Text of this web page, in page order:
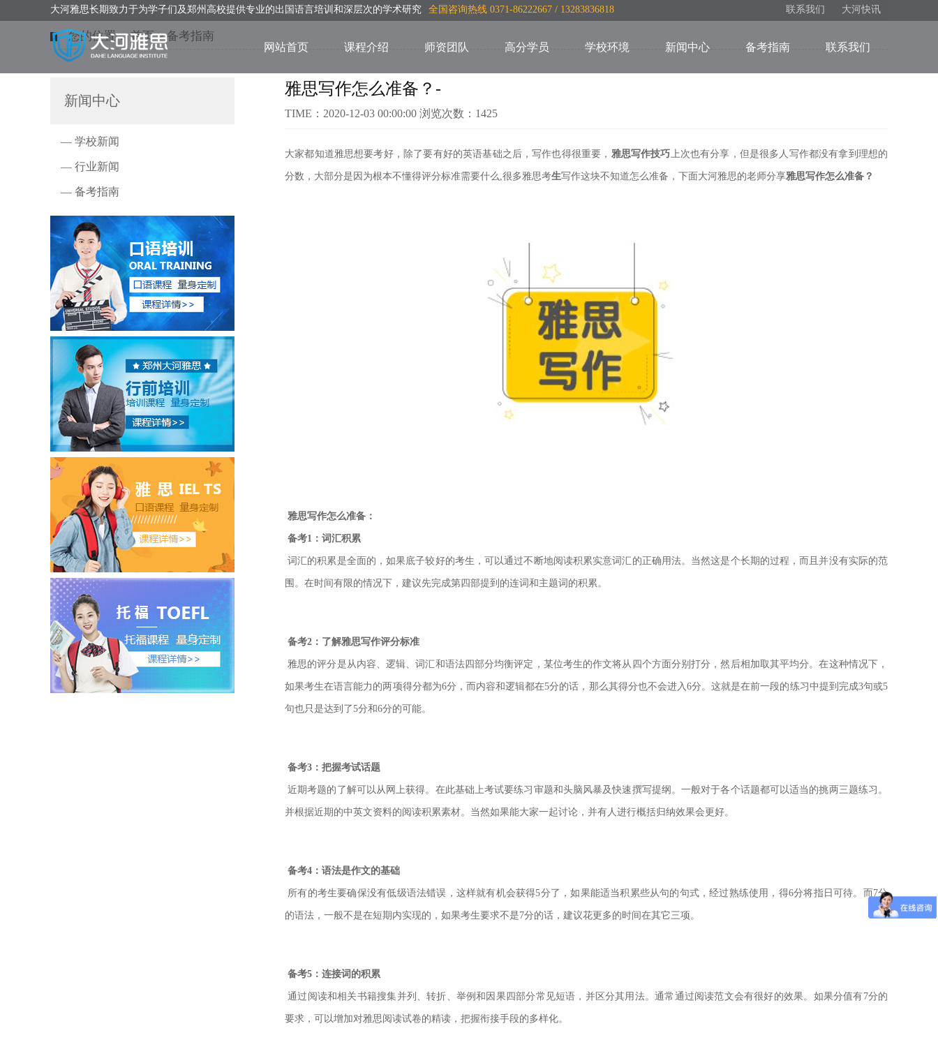
大河雅思长期致力于为学子们及郑州高校提供专业的出国语言培训和深层次的学术研究 全国咨询热线 0371-86222667 / 13283836818 联系我们 大河快讯
网站首页 课程介绍 师资团队 高分学员 学校环境 新闻中心 备考指南 联系我们
您的位置：首页>备考指南
新闻中心
— 学校新闻
— 行业新闻
— 备考指南
雅思写作怎么准备？-
TIME：2020-12-03 00:00:00 浏览次数：1425
大家都知道雅思想要考好，除了要有好的英语基础之后，写作也得很重要， 雅思写作技巧上次也有分享，但是很多人写作都没有拿到理想的
分数，大部分是因为根本不懂得评分标准需要什么,很多雅思考生写作这块不知道怎么准备，下面大河雅思的老师分享雅思写作怎么准备？
雅思写作怎么准备：
备考1：词汇积累
词汇的积累是全面的，如果底子较好的考生，可以通过不断地阅读积累实意词汇的正确用法。当然这是个长期的过程，而且并没有实际的范
围。在时间有限的情况下，建议先完成第四部提到的连词和主题词的积累。
备考2：了解雅思写作评分标准
雅思的评分是从内容、逻辑、词汇和语法四部分均衡评定，某位考生的作文将从四个方面分别打分，然后相加取其平均分。在这种情况下，
如果考生在语言能力的两项得分都为6分，而内容和逻辑都在5分的话，那么其得分也不会进入6分。这就是在前一段的练习中提到完成3句或5
句也只是达到了5分和6分的可能。
备考3：把握考试话题
近期考题的了解可以从网上获得。在此基础上考试要练习审题和头脑风暴及快速撰写提纲。一般对于各个话题都可以适当的挑两三题练习。
并根据近期的中英文资料的阅读积累素材。当然如果能大家一起讨论，并有人进行概括归纳效果会更好。
备考4：语法是作文的基础
所有的考生要确保没有低级语法错误，这样就有机会获得5分了，如果能适当积累些从句的句式，经过熟练使用，得6分将指日可待。而7分
的语法，一般不是在短期内实现的，如果考生要求不是7分的话， 建议花更多的时间在其它三项。
备考5：连接词的积累
通过阅读和相关书籍搜集并列、转折、举例和因果四部分常见短语，并区分其用法。通常通过阅读范文会有很好的效果。如果分值有7分的
要求，可以增加对雅思阅读试卷的精读，把握衔接手段的多样化。